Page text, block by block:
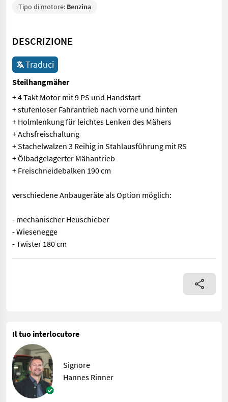
Tipo di motore: Benzina
DESCRIZIONE
Traduci
Steilhangmäher
+ 4 Takt Motor mit 9 PS und Handstart
+ stufenloser Fahrantrieb nach vorne und hinten
+ Holmlenkung für leichtes Lenken des Mähers
+ Achsfreischaltung
+ Stachelwalzen 3 Reihig in Stahlausführung mit RS
+ Ölbadgelagerter Mähantrieb
+ Freischneidebalken 190 cm
verschiedene Anbaugeräte als Option möglich:
- mechanischer Heuschieber
- Wiesenegge
- Twister 180 cm
+ 4 Takt Motor mit 9 PS und Handstart + stufenloser
Il tuo interlocutore
Signore
Hannes Rinner